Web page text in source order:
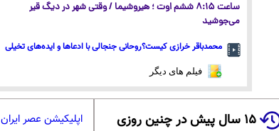
ساعت ۸:۱۵ ششم اوت ؛ هیروشیما / وقتی شهر در دیگ قیر
می‌جوشید
محمدباقر خرازی کیست؟روحانی جنجالی با ادعاها و ایده‌های تخیلی
فیلم های دیگر
۱۵ سال پیش در چنین روزی اپلیکیشن عصر ایران